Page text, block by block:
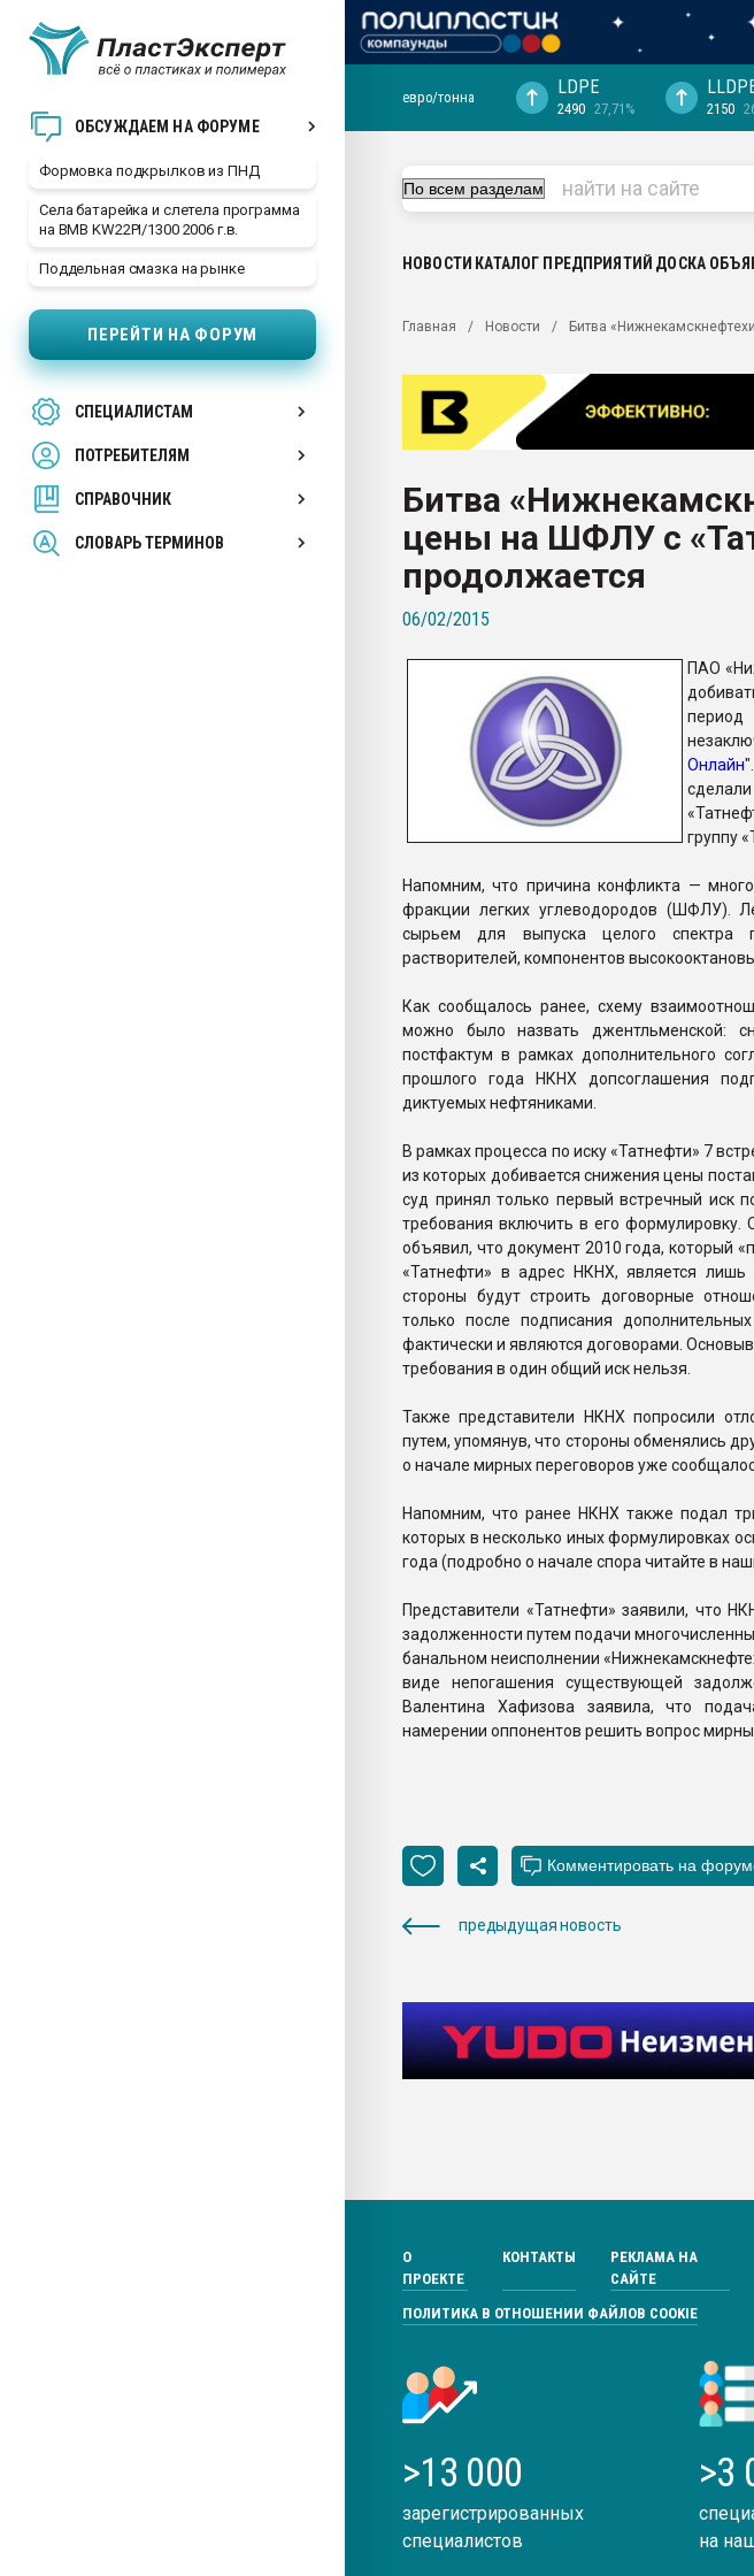
ОБСУЖДАЕМ НА ФОРУМЕ
Формовка подкрылков из ПНД
Села батарейка и слетела программа
на BMB KW22PI/1300 2006 г.в.
Поддельная смазка на рынке
ПЕРЕЙТИ НА ФОРУМ
СПЕЦИАЛИСТАМ
ПОТРЕБИТЕЛЯМ
СПРАВОЧНИК
СЛОВАРЬ ТЕРМИНОВ
29.07.2026 ФРП помог "Ижевскому
Вакуум-формовочные машины:
28.07.2026 Автоматизация выходит на
первый план в переработке
пластмасс
ситуацией на строительном рынке
Всё, что касается выдува ПЭТ
бутылок
ПЕРЕЙТИ НА ФОРУМ
евро/тонна LDPE
2490 27,71% 2150
НОВОСТИ КАТАЛОГ ПРЕДПРИЯТИЙ ДОСКА
Главная Новости Битва
Битва
цены на ШФЛУ с
продолжается
06/02/2015
ПАО
Онлайн
группу
Напомним, что причина конфликта —
фракции легких углеводородов (ШФЛУ).
сырьем для выпуска целого спектра
растворителей, компонентов
Как сообщалось ранее, схему
можно было назвать джентльменской:
постфактум в рамках дополнительного
прошлого года НКНХ допсоглашения
диктуемых нефтяниками.
В рамках процесса по иску «Татнефти» 7
из которых добивается снижения цены
суд принял только первый встречный иск
требования включить в его
объявил, что документ 2010 года, который
«Татнефти» в адрес НКНХ, является
стороны будут строить договорные
только после подписания
фактически и являются договорами.
требования в один общий иск нельзя.
Также представители НКНХ попросили
путем, упомянув, что стороны обменялись
о начале мирных переговоров уже
Напомним, что ранее НКНХ также подал
которых в несколько иных формулировках
года (подробно о начале спора читайте в
Представители «Татнефти» заявили, что
задолженности путем подачи
банальном неисполнении
виде непогашения существующей
Валентина Хафизова заявила, что
намерении оппонентов решить вопрос
предыдущая новость
О
ПРОЕКТЕ
КОНТАКТЫ
РЕКЛАМА НА
САЙТЕ
ПОЛИТИКА В ОТНОШЕНИИ ФАЙЛОВ COOKIE
>13 000
зарегистрированных
специалистов
>3
на